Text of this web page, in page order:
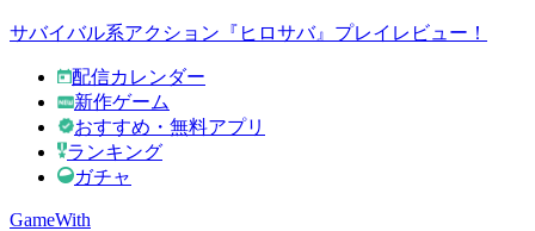
サバイバル系アクション『ヒロサバ』プレイレビュー！
配信カレンダー
新作ゲーム
おすすめ・無料アプリ
ランキング
ガチャ
GameWith